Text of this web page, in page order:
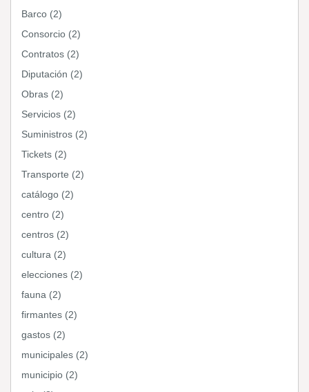
Barco (2)
Consorcio (2)
Contratos (2)
Diputación (2)
Obras (2)
Servicios (2)
Suministros (2)
Tickets (2)
Transporte (2)
catálogo (2)
centro (2)
centros (2)
cultura (2)
elecciones (2)
fauna (2)
firmantes (2)
gastos (2)
municipales (2)
municipio (2)